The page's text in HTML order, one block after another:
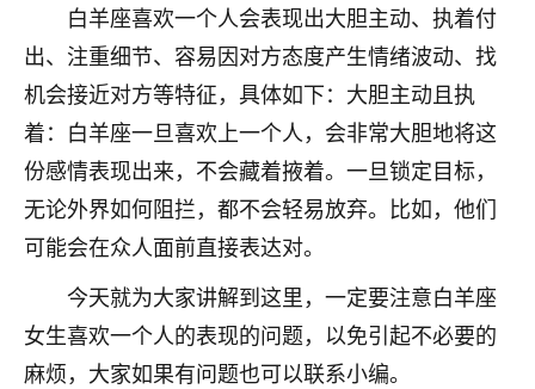
白羊座喜欢一个人会表现出大胆主动、执着付
出、注重细节、容易因对方态度产生情绪波动、找
机会接近对方等特征，具体如下：大胆主动且执
着：白羊座一旦喜欢上一个人，会非常大胆地将这
份感情表现出来，不会藏着掖着。一旦锁定目标，
无论外界如何阻拦，都不会轻易放弃。比如，他们
可能会在众人面前直接表达对。
今天就为大家讲解到这里，一定要注意白羊座
女生喜欢一个人的表现的问题，以免引起不必要的
麻烦，大家如果有问题也可以联系小编。
七零老顽童：我母亲前年离世，刚开始我经常
做梦梦见她，后来也是朋友介绍，找到慧来老
师，安排了超度法事，做梦再也没有梦到过
了，一开始是半信半疑的，图个心安，给亡母
超度，现在看来，人不信也不行。
2天前 来自云南 11
优秀的张同学
老师收徒吗？？我对这些很感兴趣
2天前 来自山西 15